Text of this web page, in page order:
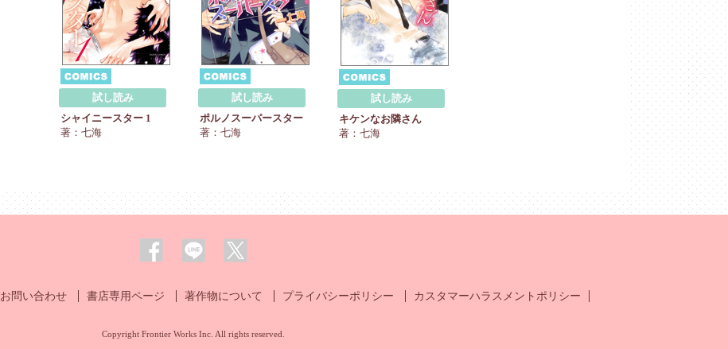
試し読み
シャイニースター 1
著：七海
試し読み
ポルノスーパースター
著：七海
試し読み
キケンなお隣さん
著：七海
お問い合わせ 書店専用ページ 著作物について プライバシーポリシー カスタマーハラスメントポリシー
Copyright Frontier Works Inc. All rights reserved.